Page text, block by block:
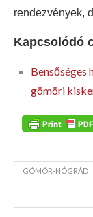
rendezvények,
Kapcsolódó
Bensőséges
gömöri
GÖMÖR-NÓGRÁD